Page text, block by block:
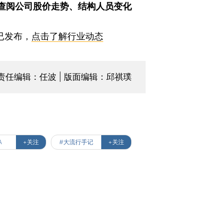
阅公司股价走势、结构人员变化
布， 点击了解行业动态
任编辑：任波 | 版面编辑：邱祺璞
+关注 #大流行手记 +关注